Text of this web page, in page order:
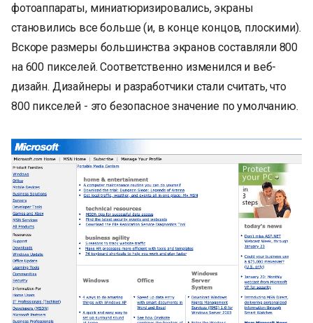
фотоаппараты, миниатюризировались, экраны
становились все больше (и, в конце концов, плоскими).
Вскоре размеры большинства экранов составляли 800
на 600 пикселей. Соответственно изменился и веб-
дизайн. Дизайнеры и разработчики стали считать, что
800 пикселей - это безопасное значение по умолчанию.